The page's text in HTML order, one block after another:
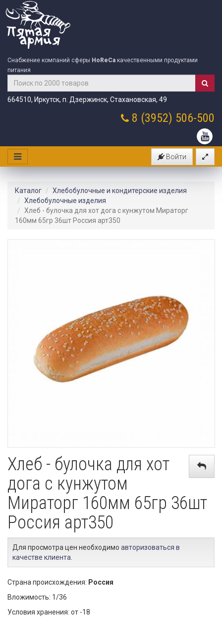
Снабжение компаний сферы HoReCa качественными продуктами
питания
664510, Иркутск, п. Дзержинск, Стахановская, 49
8 (3952) 506-500
Войти
Каталог
Хлебобулочные и кондитерские изделия
Хлебобулочные изделия
Хлеб - булочка для хот дога с кунжутом Мираторг
160мм 65гр 36шт Россия арт350
Хлеб - булочка для хот
дога с кунжутом
Мираторг 160мм 65гр 36шт
Россия арт350
Для просмотра цен необходимо авторизоваться в
качестве клиента
Страна происхождения: Россия
Вложимость: 1/36
Условия хранения: от -18